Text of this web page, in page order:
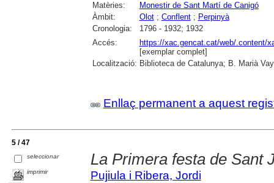
Matèries:
Monestir de Sant Martí de Canigó
Àmbit:
Olot; Conflent; Perpinyà
Cronologia:
1796 - 1932; 1932
Accés:
https://xac.gencat.cat/web/.content/
[exemplar complet]
Localització: Biblioteca de Catalunya; B. Marià
Enllaç permanent a aquest
5 / 47
seleccionar
imprimir
La Primera festa de Sant
Pujiula i Ribera, Jordi